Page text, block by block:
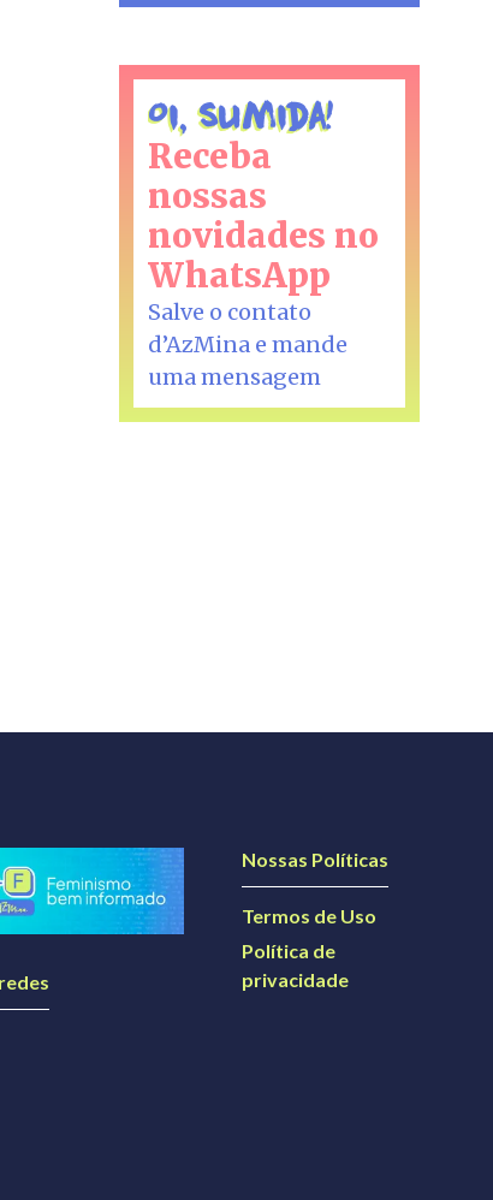
Oi, sumida!
Receba
nossas
novidades no
WhatsApp
Salve o contato
d’AzMina e mande
uma mensagem
Nossas Políticas
Termos de Uso
Política de
privacidade